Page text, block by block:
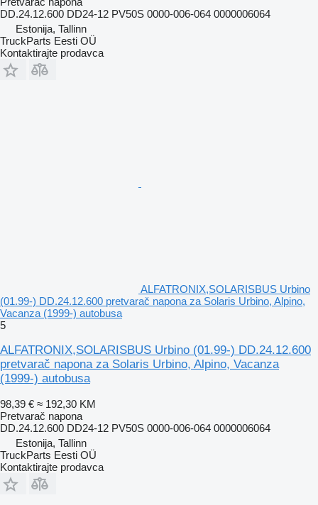
DD.24.12.600 DD24-12 PV50S 0000-006-064 0000006064
Estonija, Tallinn
TruckParts Eesti OÜ
Kontaktirajte prodavca
ALFATRONIX,SOLARISBUS Urbino
(01.99-) DD.24.12.600 pretvarač napona za Solaris Urbino, Alpino,
Vacanza (1999-) autobusa
5
ALFATRONIX,SOLARISBUS Urbino (01.99-) DD.24.12.600
pretvarač napona za Solaris Urbino, Alpino, Vacanza
(1999-) autobusa
98,39 € ≈ 192,30 KM
Pretvarač napona
DD.24.12.600 DD24-12 PV50S 0000-006-064 0000006064
Estonija, Tallinn
TruckParts Eesti OÜ
Kontaktirajte prodavca